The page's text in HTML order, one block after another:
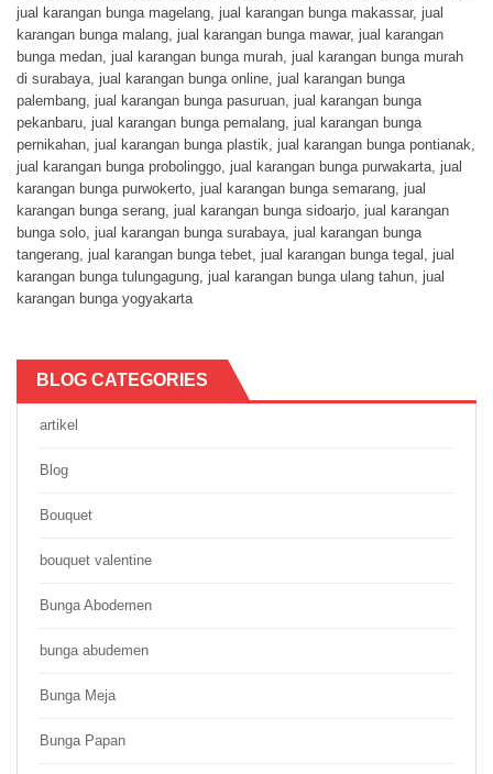
jual karangan bunga magelang, jual karangan bunga makassar, jual
karangan bunga malang, jual karangan bunga mawar, jual karangan
bunga medan, jual karangan bunga murah, jual karangan bunga murah
di surabaya, jual karangan bunga online, jual karangan bunga
palembang, jual karangan bunga pasuruan, jual karangan bunga
pekanbaru, jual karangan bunga pemalang, jual karangan bunga
pernikahan, jual karangan bunga plastik, jual karangan bunga pontianak,
jual karangan bunga probolinggo, jual karangan bunga purwakarta, jual
karangan bunga purwokerto, jual karangan bunga semarang, jual
karangan bunga serang, jual karangan bunga sidoarjo, jual karangan
bunga solo, jual karangan bunga surabaya, jual karangan bunga
tangerang, jual karangan bunga tebet, jual karangan bunga tegal , jual
karangan bunga tulungagung, jual karangan bunga ulang tahun, jual
karangan bunga yogyakarta
BLOG CATEGORIES
artikel
Blog
Bouquet
bouquet valentine
Bunga Abodemen
bunga abudemen
Bunga Meja
Bunga Papan